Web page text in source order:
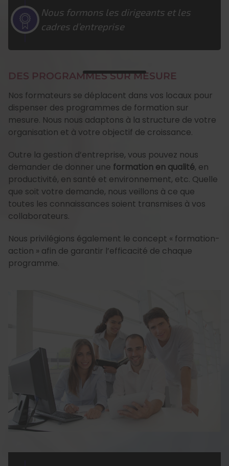
Nous formons les dirigeants et les
cadres d’entreprise
DES PROGRAMMES SUR MESURE
Nos formateurs se déplacent dans vos locaux pour
dispenser des programmes de formation sur
mesure. Nous nous adaptons à la structure de votre
organisation et à votre objectif de croissance.
Outre la gestion d’entreprise, vous pouvez nous
demander de donner une formation en qualité, en
productivité, en santé et environnement, etc. Quelle
que soit votre demande, nous veillons à ce que
toutes les connaissances soient transmises à vos
collaborateurs.
Nous privilégions également le concept « formation-
action » afin de garantir l’efficacité de chaque
programme.